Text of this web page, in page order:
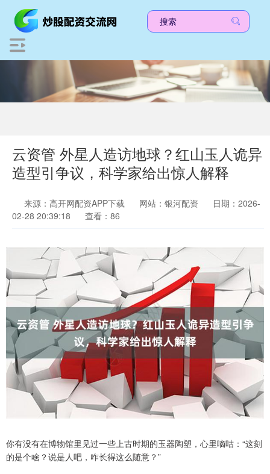
云资管 外星人造访地球？红山玉人诡异
造型引争议，科学家给出惊人解释
来源：高开网配资APP下载 网站：银河配资
日期：2026-
02-28 20:39:18
查看：86
你有没有在博物馆里见过一些上古时期的玉器陶塑，心里嘀咕：“这刻
的是个啥？说是人吧，咋长得这么随意？”